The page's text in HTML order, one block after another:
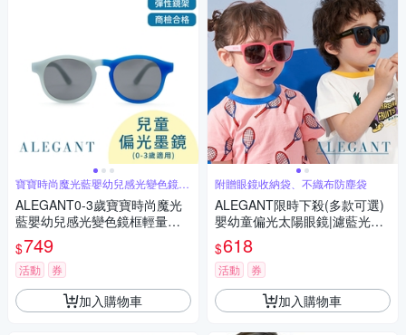
寶寶時尚魔光藍嬰幼兒感光變色鏡框
輕量墨鏡
ALEGANT0-3歲寶寶時尚魔光
藍嬰幼兒感光變色鏡框輕量彈
性太陽眼鏡│UV400偏光墨鏡│
台灣品牌
$749
活動 券
加入購物車
附贈眼鏡收納袋、不織布防塵袋
ALEGANT限時下殺(多款可選)
嬰幼童偏光太陽眼鏡|濾藍光眼
鏡|兒童太陽眼鏡|墨鏡
$618
活動 券
加入購物車